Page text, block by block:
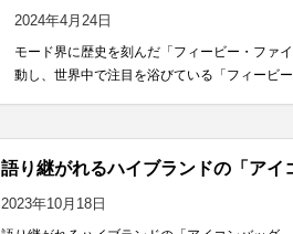
2024年4月24日
モード界に歴史を刻んだ「フィービー・ファ
動し、世界中で注目を浴びている「フィービ
語り継がれるハイブランドの「アイ
2023年10月18日